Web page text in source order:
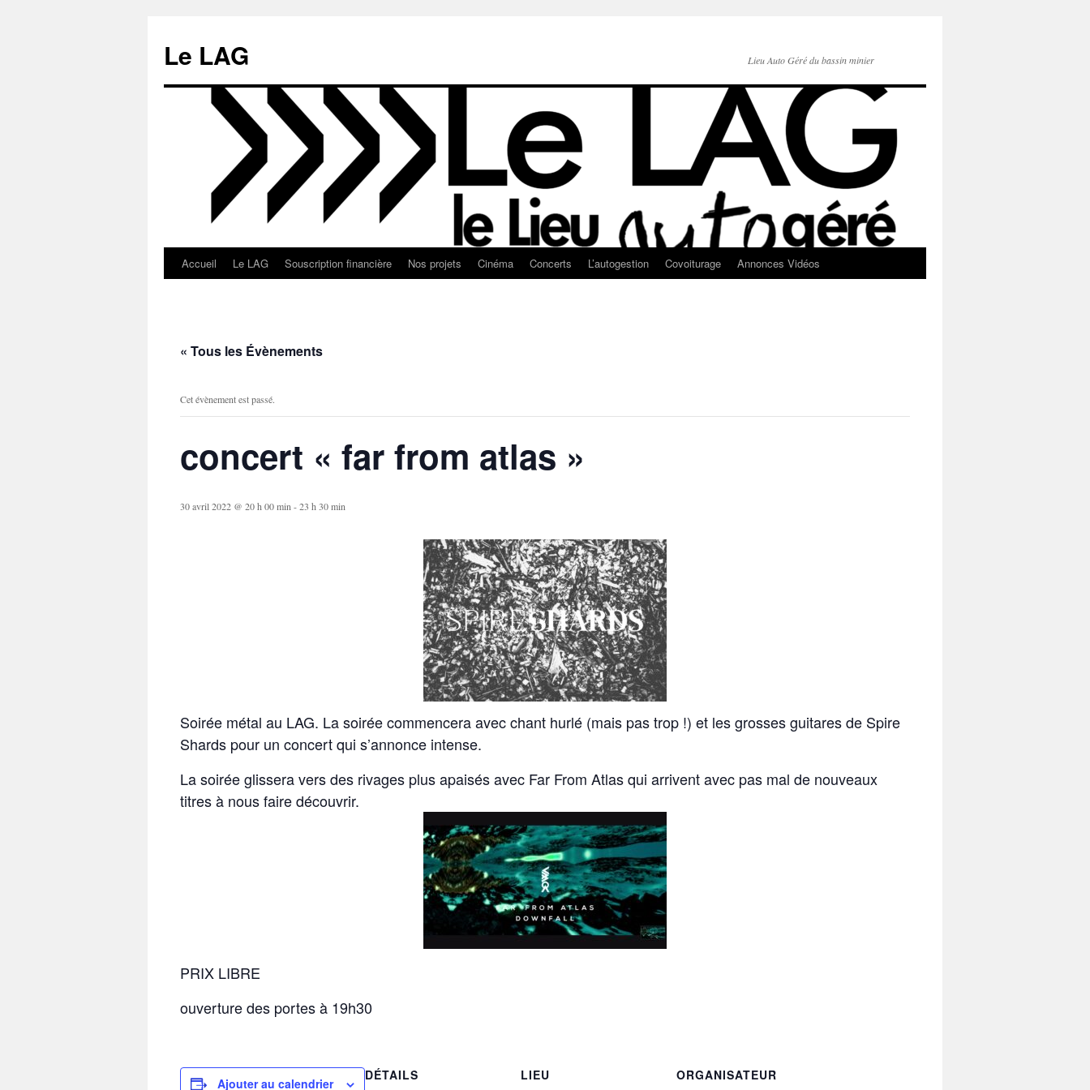
contenu
Le LAG Lieu Auto Géré du bassin minier
Accueil Le LAG Souscription financière Nos projets Cinéma Concerts L’autogestion Covoiturage Annonces Vidéos
« Tous les Évènements
Cet évènement est passé.
concert « far from atlas »
30 avril 2022 @ 20 h 00 min -23 h 30 min
Soirée métal au LAG. La soirée commencera avec chant hurlé (mais pas trop !) et les grosses guitares de Spire
Shards pour un concert qui s’annonce intense.
La soirée glissera vers des rivages plus apaisés avec Far From Atlas qui arrivent avec pas mal de nouveaux
titres à nous faire découvrir.
PRIX LIBRE
ouverture des portes à 19h30
Ajouter au calendrier
DÉTAILS
LIEU
ORGANISATEUR